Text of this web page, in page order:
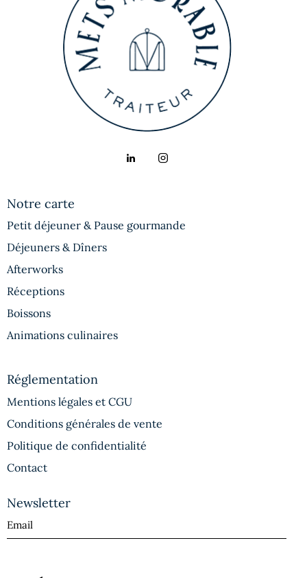
Notre carte
Petit déjeuner & Pause gourmande
Déjeuners & Dîners
Afterworks
Réceptions
Boissons
Animations culinaires
Réglementation
Mentions légales et CGU
Conditions générales de vente
Politique de confidentialité
Contact
Newsletter